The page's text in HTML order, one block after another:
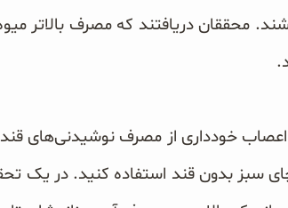
محققان دریافتند که مصرف بالاتر
اعصاب خودداری از مصرف نوشیدنی‌های
سبز بدون قند استفاده کنید. در